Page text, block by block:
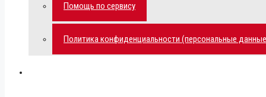
Помощь по сервису
Политика конфиденциальности (персональные